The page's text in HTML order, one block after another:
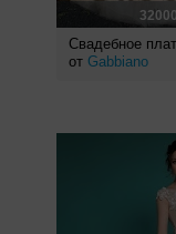
32000
Свадебное
от Gabbiano